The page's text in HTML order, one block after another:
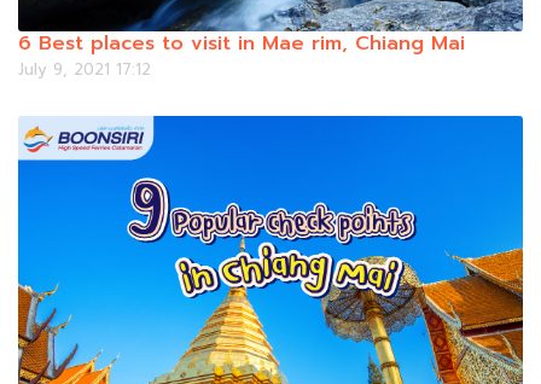
6 Best places to visit in Mae rim, Chiang Mai
July 9, 2021 17:12